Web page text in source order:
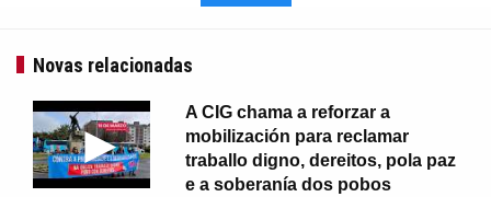
Novas relacionadas
A CIG chama a reforzar a
mobilización para reclamar
traballo digno, dereitos, pola paz
e a soberanía dos pobos